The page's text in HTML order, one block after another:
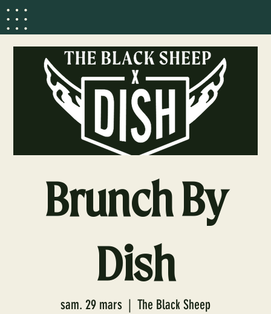
Brunch By
Dish
sam. 29 mars
  |
The Black Sheep